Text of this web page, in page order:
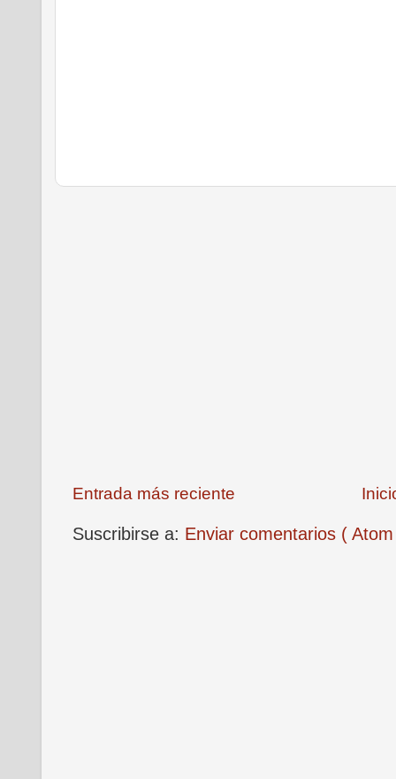
Entrada más reciente
Suscribirse a: Enviar comentarios (